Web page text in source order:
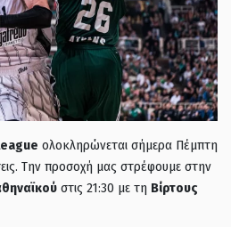
ολοκληρώνεται σήμερα Πέμπτη
Την προσοχή μας στρέφουμε στην
στις 21:30 με τη Βίρτους